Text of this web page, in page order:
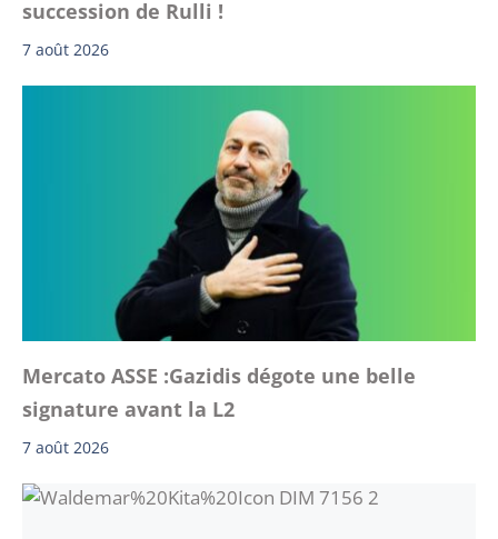
succession de Rulli !
7 août 2026
Mercato ASSE :Gazidis dégote une belle
signature avant la L2
7 août 2026